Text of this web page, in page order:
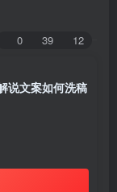
0 39 12
说文案如何洗稿